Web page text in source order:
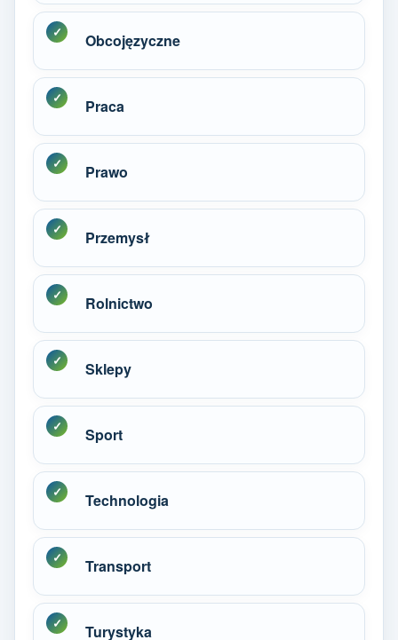
Obcojęzyczne
Praca
Prawo
Przemysł
Rolnictwo
Sklepy
Sport
Technologia
Transport
Turystyka